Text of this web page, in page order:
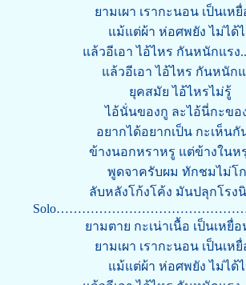
ยามเผา เรากะนอน เป็นเหยื่
แม้แต่ผ้า ห่อศพยัง ไม่ได้
แล้วอีเอา ไอ้ไหร กันหนักแรง
แล้วอีเอา ไอ้ไหร กันหนัก
ยุคสมัย ไอ้ไหรไม่รู้
ไอ้นั่นของกู ละไอ้นี่กะขอ
อยากได้อยากเป็น กะเห็นกั
ข้างนอกหราหรู แต่ข้างในห
พูดจาครับผม ทักชมไม่โ
ลับหลังโก้งโค้ง มันปลุกโรง
ยามตาย กะเน่าเนื้อ เป็นเหยื่
ยามเผา เรากะนอน เป็นเหยื่
แม้แต่ผ้า ห่อศพยัง ไม่ได้